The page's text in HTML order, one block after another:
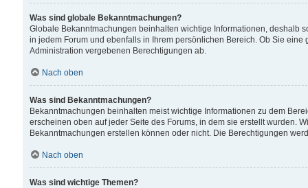
Was sind globale Bekanntmachungen?
Globale Bekanntmachungen beinhalten wichtige Informationen, deshalb
in jedem Forum und ebenfalls in Ihrem persönlichen Bereich. Ob Sie
Administration vergebenen Berechtigungen ab.
Nach oben
Was sind Bekanntmachungen?
Bekanntmachungen beinhalten meist wichtige Informationen zu dem
erscheinen oben auf jeder Seite des Forums, in dem sie erstellt wurden.
Bekanntmachungen erstellen können oder nicht. Die Berechtigungen
Nach oben
Was sind wichtige Themen?